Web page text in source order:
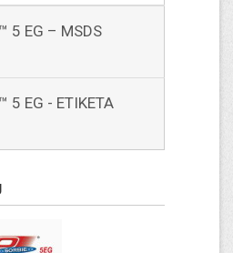
5 EG – MSDS
5 EG - ΕΤΙΚΕΤΑ